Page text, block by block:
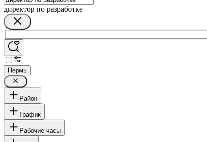
директор по разработке
Пермь
Район
График
Рабочие часы